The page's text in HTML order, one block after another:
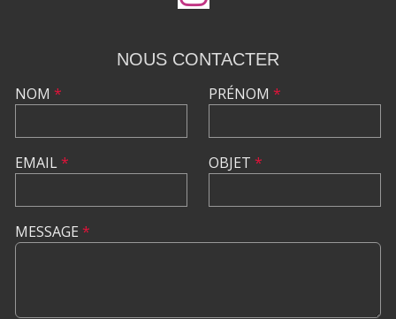
NOUS CONTACTER
NOM *
EMAIL*
PRÉNOM *
OBJET *
MESSAGE *